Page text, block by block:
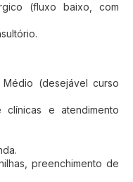
(fluxo baixo, com
Médio (desejável curso
e atendimento
preenchimento de